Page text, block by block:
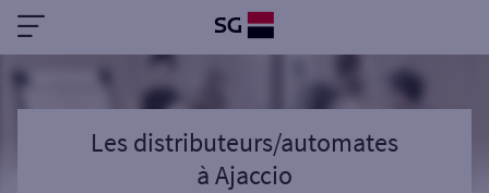
Les distributeurs/automates
àAjaccio